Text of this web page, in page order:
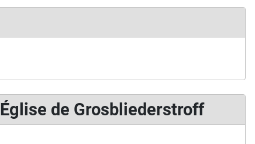
Église de Grosbliederstroff